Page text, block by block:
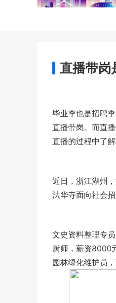
直播带岗
毕业季也是招聘
直播带岗。而直
直播的过程中了
近日，浙江湖州
法华寺面向社会
文史资料整理专
厨师，薪资8000
园林绿化维护员